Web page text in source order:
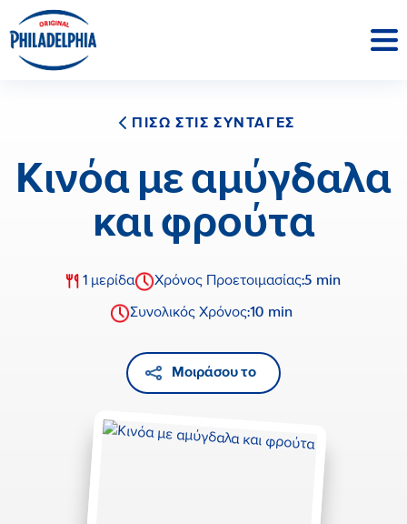
ΠΙΣΩ ΣΤΙΣ ΣΥΝΤΑΓΕΣ
Κινόα με αμύγδαλα
και φρούτα
1 μερίδα Χρόνος Προετοιμασίας:5 min
Συνολικός Χρόνος:10 min
Μοιράσου το